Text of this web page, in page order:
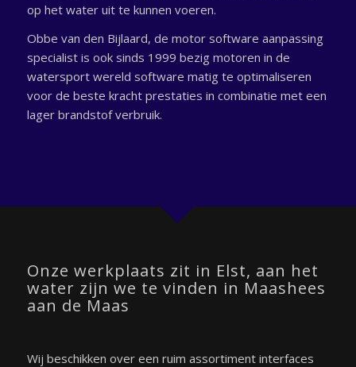
op het water uit te kunnen voeren.
Obbe van den Bijlaard, de motor software aanpassing
specialist is ook sinds 1999 bezig motoren in de
watersport wereld software matig te optimaliseren
voor de beste kracht prestaties in combinatie met een
lager brandstof verbruik.
Onze werkplaats zit in Elst, aan het
water zijn we te vinden in Maashees
aan de Maas
Wij beschikken over een ruim assortiment interfaces